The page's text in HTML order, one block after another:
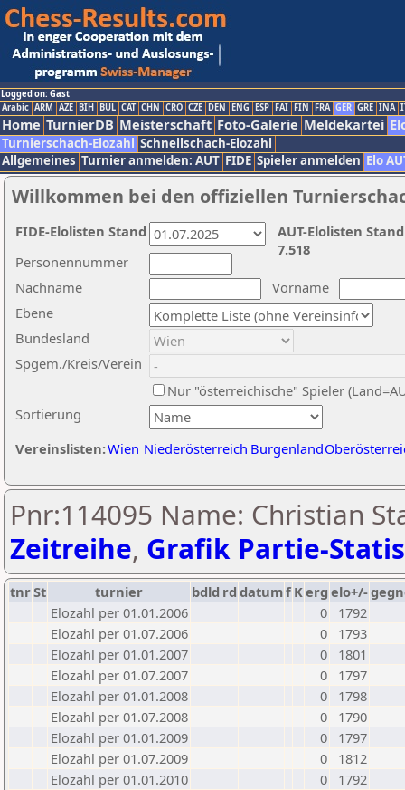
Logged on: Gast
Arabic ARM AZE BIH BUL CAT CHN CRO CZE DEN ENG ESP FAI FIN FRA GER GRE INA
Home TurnierDB Meisterschaft Foto-Galerie Meldekartei
Turnierschach-Elozahl Schnellschach-Elozahl
Allgemeines Turnier anmelden: AUT FIDE Spieler anmelden Elo
Willkommen bei den offiziellen
Nachname
Vorname
Ebene
Sortierung
Personennummer
Bundesland
Spgem./Kreis/Verein
Nur "österreichische" Spieler
Vereinslisten:Wien Niederösterreich Burgenland
AUT-Elolisten
7.518
FIDE-Elolisten Stand
Pnr:114095 Name: Christian
Zeitreihe, Grafik Partie-
tnrSt turnier bdld rd datumf Kerg elo+/-
Elozahl per 01.01.2006
0
1792
Elozahl per 01.07.2006
0
1793
Elozahl per 01.01.2007
0
1801
Elozahl per 01.07.2007
0
1797
Elozahl per 01.01.2008
0
1798
Elozahl per 01.07.2008
0
1790
Elozahl per 01.01.2009
0
1797
Elozahl per 01.07.2009
0
1812
Elozahl per 01.01.2010
0
1792